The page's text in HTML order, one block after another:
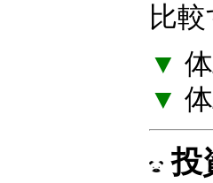
比
▼
▼
投